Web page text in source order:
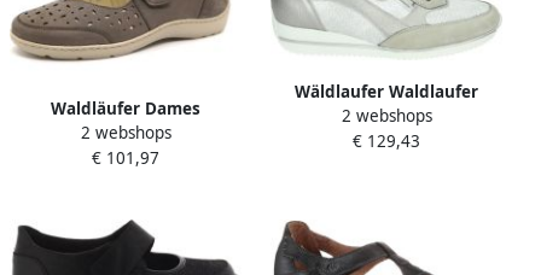
Waldläufer Dames
Bandschoen 496325-191-088
Donkergrijs Wijdte H (40.5)
2 webshops
€ 101,97
Wäldlaufer Waldlaufer
980008-H-
Himona~~~~~~~~~~~~~~~
2 webshops
€ 129,43